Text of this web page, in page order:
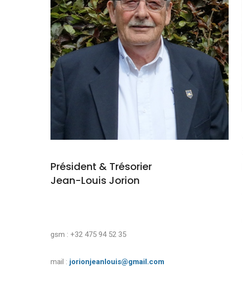
Président & Trésorier
Jean-Louis Jorion
gsm : +32 475 94 52 35
mail : jorionjeanlouis@gmail.com